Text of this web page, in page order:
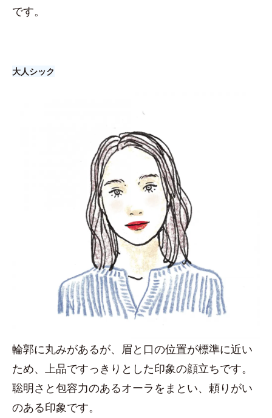
です。
大人シック
輪郭に丸みがあるが、眉と口の位置が標準に近い
ため、上品ですっきりとした印象の顔立ちです。
聡明さと包容力のあるオーラをまとい、頼りがい
のある印象です。